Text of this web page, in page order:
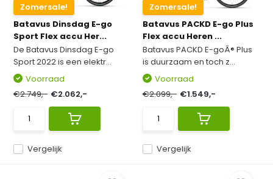
Zomersale!
Batavus Dinsdag E-go
Sport Flex accu Her...
De Batavus Dinsdag E-go
Sport 2022 is een elektr...
Vergelijk
Voorraad
€2.749,- €2.062,-
Zomersale!
Batavus PACKD E-go Plus
Flex accu Heren ...
Batavus PACKD E-goÂ® Plus
is duurzaam en toch z...
Vergelijk
Voorraad
€2.099,- €1.549,-